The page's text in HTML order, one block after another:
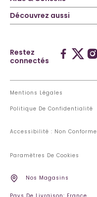
Découvrez aussi
Restez
connectés
Mentions Légales
Politique De Confidentialité
Accessibilité : Non Conforme
Paramètres De Cookies
Nos Magasins